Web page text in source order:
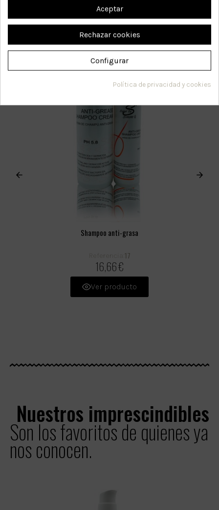
Shampoo anti-grasa
Referencia: 17
16,66 €
Ver producto
Nuestros imprescindibles
Son los favoritos de quienes ya
nos conocen.
Aceptar
Rechazar cookies
Configurar
Política de privacidad y cookies